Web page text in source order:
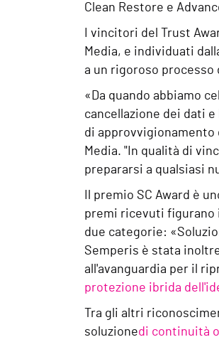
Clean Restore e
I vincitori del Trust
Media, e individuati
a un rigoroso
«Da quando abbiamo
cancellazione dei dati
di
Media. "In qualità di
prepararsi a qualsiasi
Il premio SC Award è
premi ricevuti figurano
due categorie:
Semperis è stata
all'avanguardia per il
protezione ibrida
Tra gli altri
soluzionedi continuità